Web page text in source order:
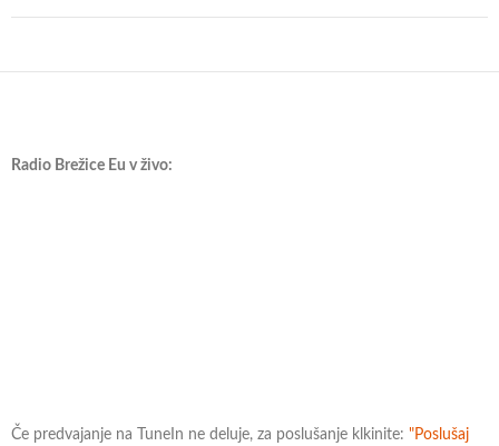
Radio Brežice Eu v živo:
Če predvajanje na TuneIn ne deluje, za poslušanje klkinite: "Poslušaj